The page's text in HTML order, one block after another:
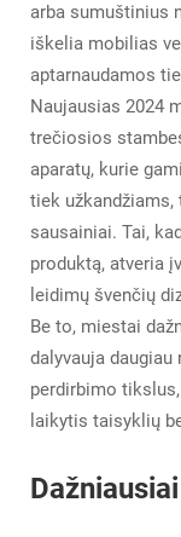
arba sumuštinius
iškelia mobilias
aptarnaudamos
Naujausias 2024
trečiosios
aparatų, kurie
tiek
sausainiai. Tai,
produktą, atveria
leidimų švenčių
Be to, miestai
dalyvauja
perdirbimo
laikytis taisyklių